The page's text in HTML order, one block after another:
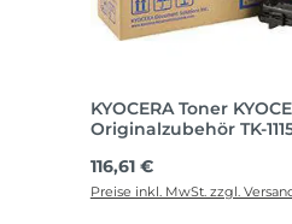
KYOCERA Toner
Originalzubehör TK-
Regulärer Preis:
116,61 €
Preise inkl. MwSt. zzgl.